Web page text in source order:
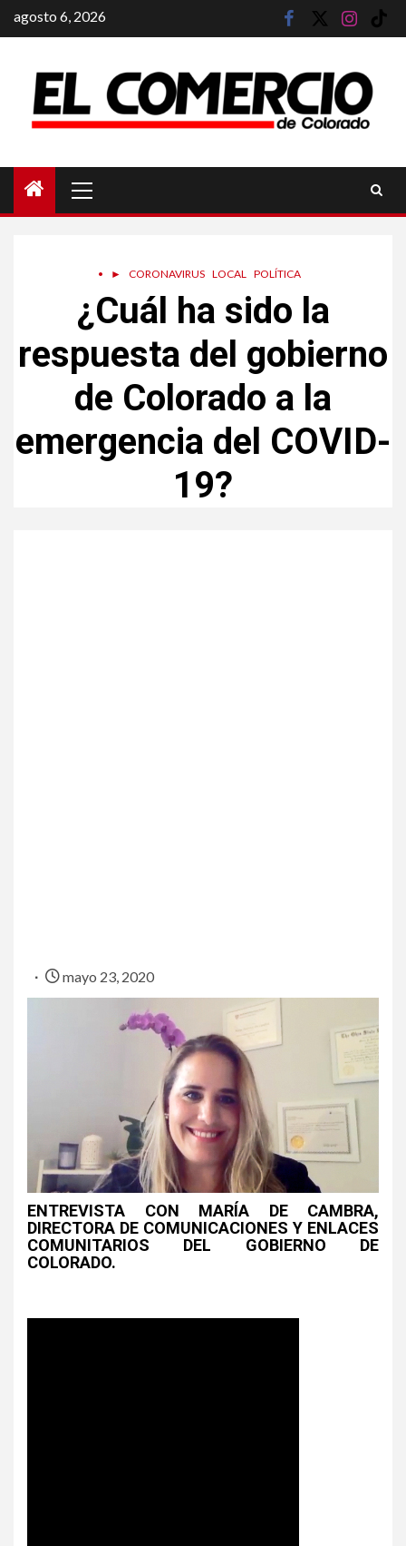
Saltar
al
agosto 6, 2026 facebook
twitterinstagram
tik
principal
• ► CORONAVIRUS LOCAL POLÍTICA
¿Cuál ha sido la
respuesta del gobierno
de Colorado a la
emergencia del COVID-
19?
mayo 23, 2020
ENTREVISTA CON MARÍA DE CAMBRA,
DIRECTORA DE COMUNICACIONES Y ENLACES
COMUNITARIOS DEL GOBIERNO DE
COLORADO.